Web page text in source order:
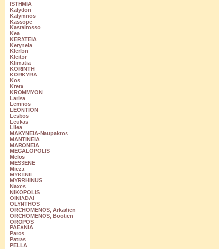
ISTHMIA
Kalydon
Kalymnos
Kassope
Kastelrosso
Kea
KERATEIA
Keryneia
Kierion
Kleitor
Klimatia
KORINTH
KORKYRA
Kos
Kreta
KROMMYON
Larisa
Lemnos
LEONTION
Lesbos
Leukas
Lilea
MAKYNEIA-Naupaktos
MANTINEIA
MARONEIA
MEGALOPOLIS
Melos
MESSENE
Mieza
MYKENE
MYRRHINUS
Naxos
NIKOPOLIS
OINIADAI
OLYNTHOS
ORCHOMENOS, Arkadien
ORCHOMENOS, Böotien
OROPOS
PAEANIA
Paros
Patras
PELLA